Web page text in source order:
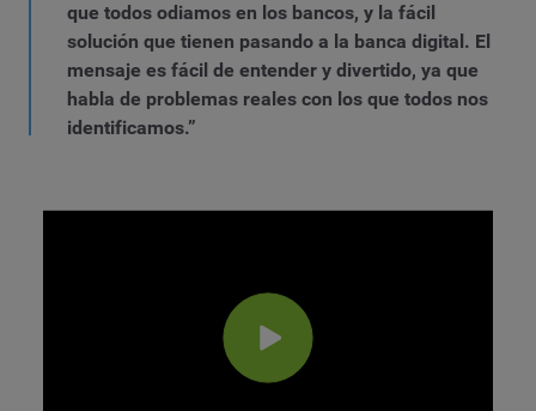
que todos odiamos en los bancos, y la fácil
solución que tienen pasando a la banca digital. El
mensaje es fácil de entender y divertido, ya que
habla de problemas reales con los que todos nos
identificamos.”